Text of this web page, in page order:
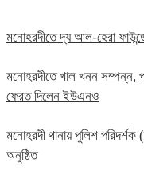
মনোহরদীতে দ্য আল-হেরা
মনোহরদীতে খাল খনন সম্পন্ন,
ফেরত দিলেন ইউএনও
মনোহরদী থানায় পুলিশ পরিদর্শক
অনুষ্ঠিত